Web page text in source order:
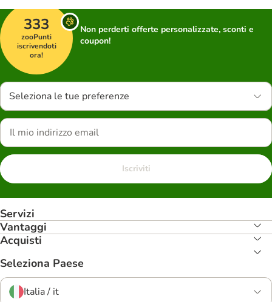
333
zooPunti
iscrivendoti
ora!
Non perderti offerte personalizzate, sconti e
coupon!
Seleziona le tue preferenze
Iscriviti
Servizi
Vantaggi
Acquisti
Seleziona Paese
Italia / it